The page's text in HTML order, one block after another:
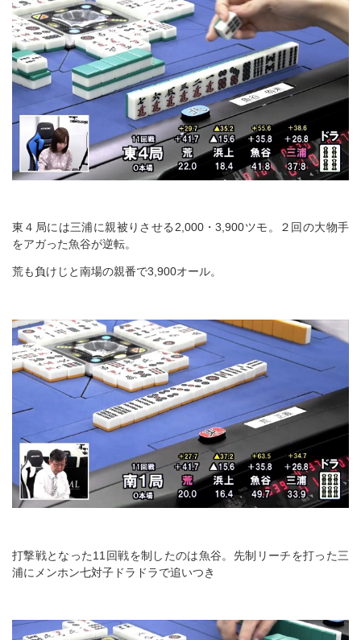
東４局には三浦に親被りさせる2,000・3,900ツモ。２回の大物手
をアガった魚谷が逆転。
荒も負けじと南場の親番で3,900オール。
打撃戦となった11回戦を制したのは魚谷。先制リーチを打った三
浦にメンホン七対子ドラドラで追いつき